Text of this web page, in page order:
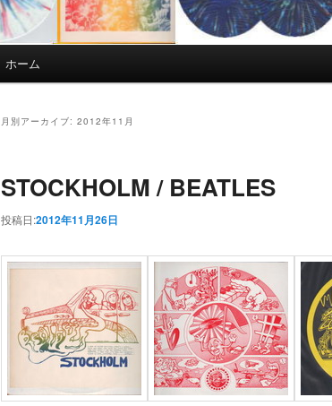
メインコンテンツへ移動
サブコンテンツへ移動
ホーム
月別アーカイブ: 2012年11月
STOCKHOLM / BEATLES
投稿日:2012年11月26日